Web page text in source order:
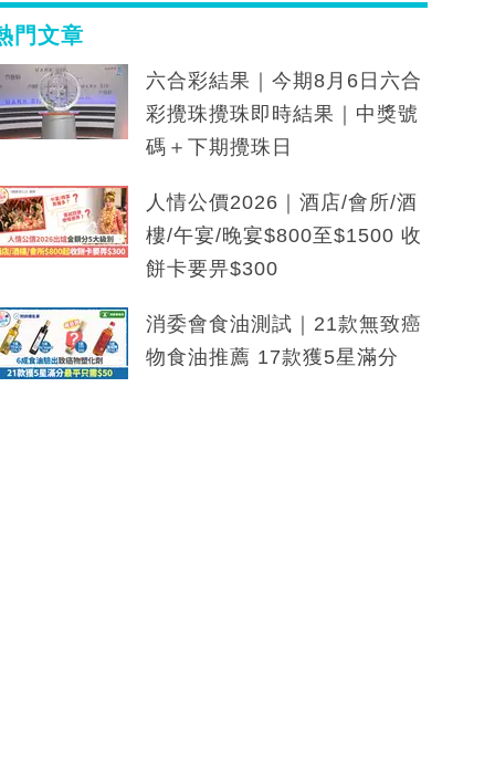
門文章
六合彩結果｜今期8月6日六合
彩攪珠攪珠即時結果｜中獎號
碼＋下期攪珠日
人情公價2026｜酒店/會所/酒
樓/午宴/晚宴$800至$1500 收
餅卡要畀$300
消委會食油測試｜21款無致癌
物食油推薦 17款獲5星滿分